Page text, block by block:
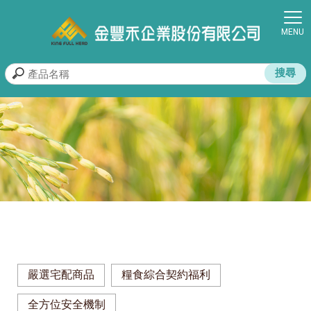
嚴選宅配商品 糧食綜合契約福利
全方位安全機制